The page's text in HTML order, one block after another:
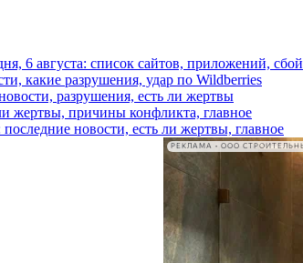
6 августа: список сайтов, приложений, сбой
какие разрушения, удар по Wildberries
разрушения, есть ли жертвы
жертвы, причины конфликта, главное
новости, есть ли жертвы, главное